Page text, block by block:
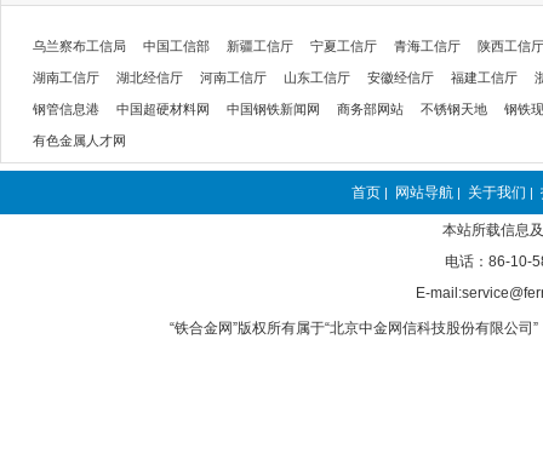
乌兰察布工信局 中国工信部 新疆工信厅 宁夏工信厅 青海工信厅 陕西工信厅
湖南工信厅 湖北经信厅 河南工信厅 山东工信厅 安徽经信厅 福建工信厅
钢管信息港 中国超硬材料网 中国钢铁新闻网 商务部网站 不锈钢天地 钢铁
有色金属人才网
首页 | 网站导航 | 关于我们 |
本站所载信息
电话：86-10-
E-
“铁合金网”版权所有属于“北京中金网信科技股份有限公司